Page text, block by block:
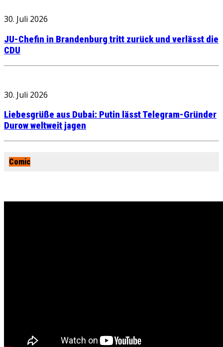
30. Juli 2026
JU-Chefin in Brandenburg tritt zurück und verlässt die
CDU
30. Juli 2026
Liebesgrüße aus Dubai: Putin lässt Telegram-Gründer
Durow weltweit jagen
Comic